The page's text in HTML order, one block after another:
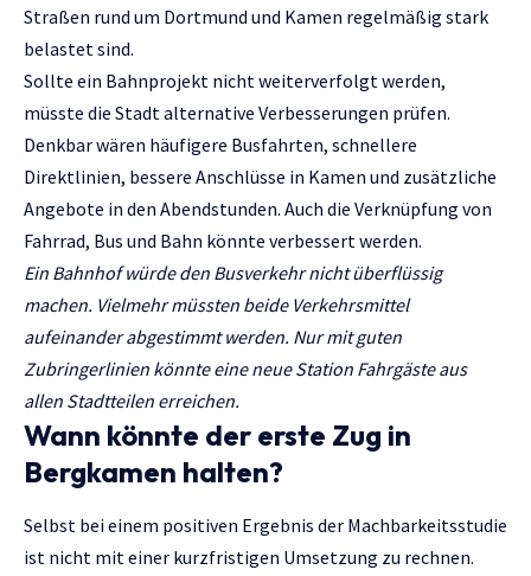
Straßen rund um Dortmund und Kamen regelmäßig stark
belastet sind.
Sollte ein Bahnprojekt nicht weiterverfolgt werden,
müsste die Stadt alternative Verbesserungen prüfen.
Denkbar wären häufigere Busfahrten, schnellere
Direktlinien, bessere Anschlüsse in Kamen und zusätzliche
Angebote in den Abendstunden. Auch die Verknüpfung von
Fahrrad, Bus und Bahn könnte verbessert werden.
Ein Bahnhof würde den Busverkehr nicht überflüssig
machen. Vielmehr müssten beide Verkehrsmittel
aufeinander abgestimmt werden. Nur mit guten
Zubringerlinien könnte eine neue Station Fahrgäste aus
allen Stadtteilen erreichen.
Wann könnte der erste Zug in
Bergkamen halten?
Selbst bei einem positiven Ergebnis der Machbarkeitsstudie
ist nicht mit einer kurzfristigen Umsetzung zu rechnen.